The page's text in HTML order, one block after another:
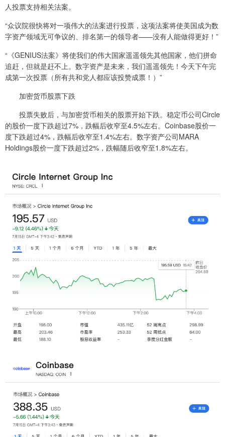
人投票支持相关法案。
“众议院很快将对一项伟大的法案进行投票，这项法案将使美国成为数
字资产领域无可争议的、排名第一的领导者——没有人能做得更好！”
“《GENIUS法案》将使我们的伟大国家遥遥领先其他国家，他们拼命
追赶，但就是赶不上。数字资产是未来，我们遥遥领先！今天下午完
成第一次投票（所有共和党人都应该投赞成票！）”
加密货币股票下跌
投票失败后，与加密货币相关的股票开始下跌。稳定币公司Circle
的股价一度下跌超过7%，跌幅后收窄至4.5%左右。Coinbase股价一
度下跌超过4%，跌幅后收窄至1.4%左右。数字资产公司MARA
Holdings股价一度下跌超过2%，跌幅随后收窄至1.8%左右。